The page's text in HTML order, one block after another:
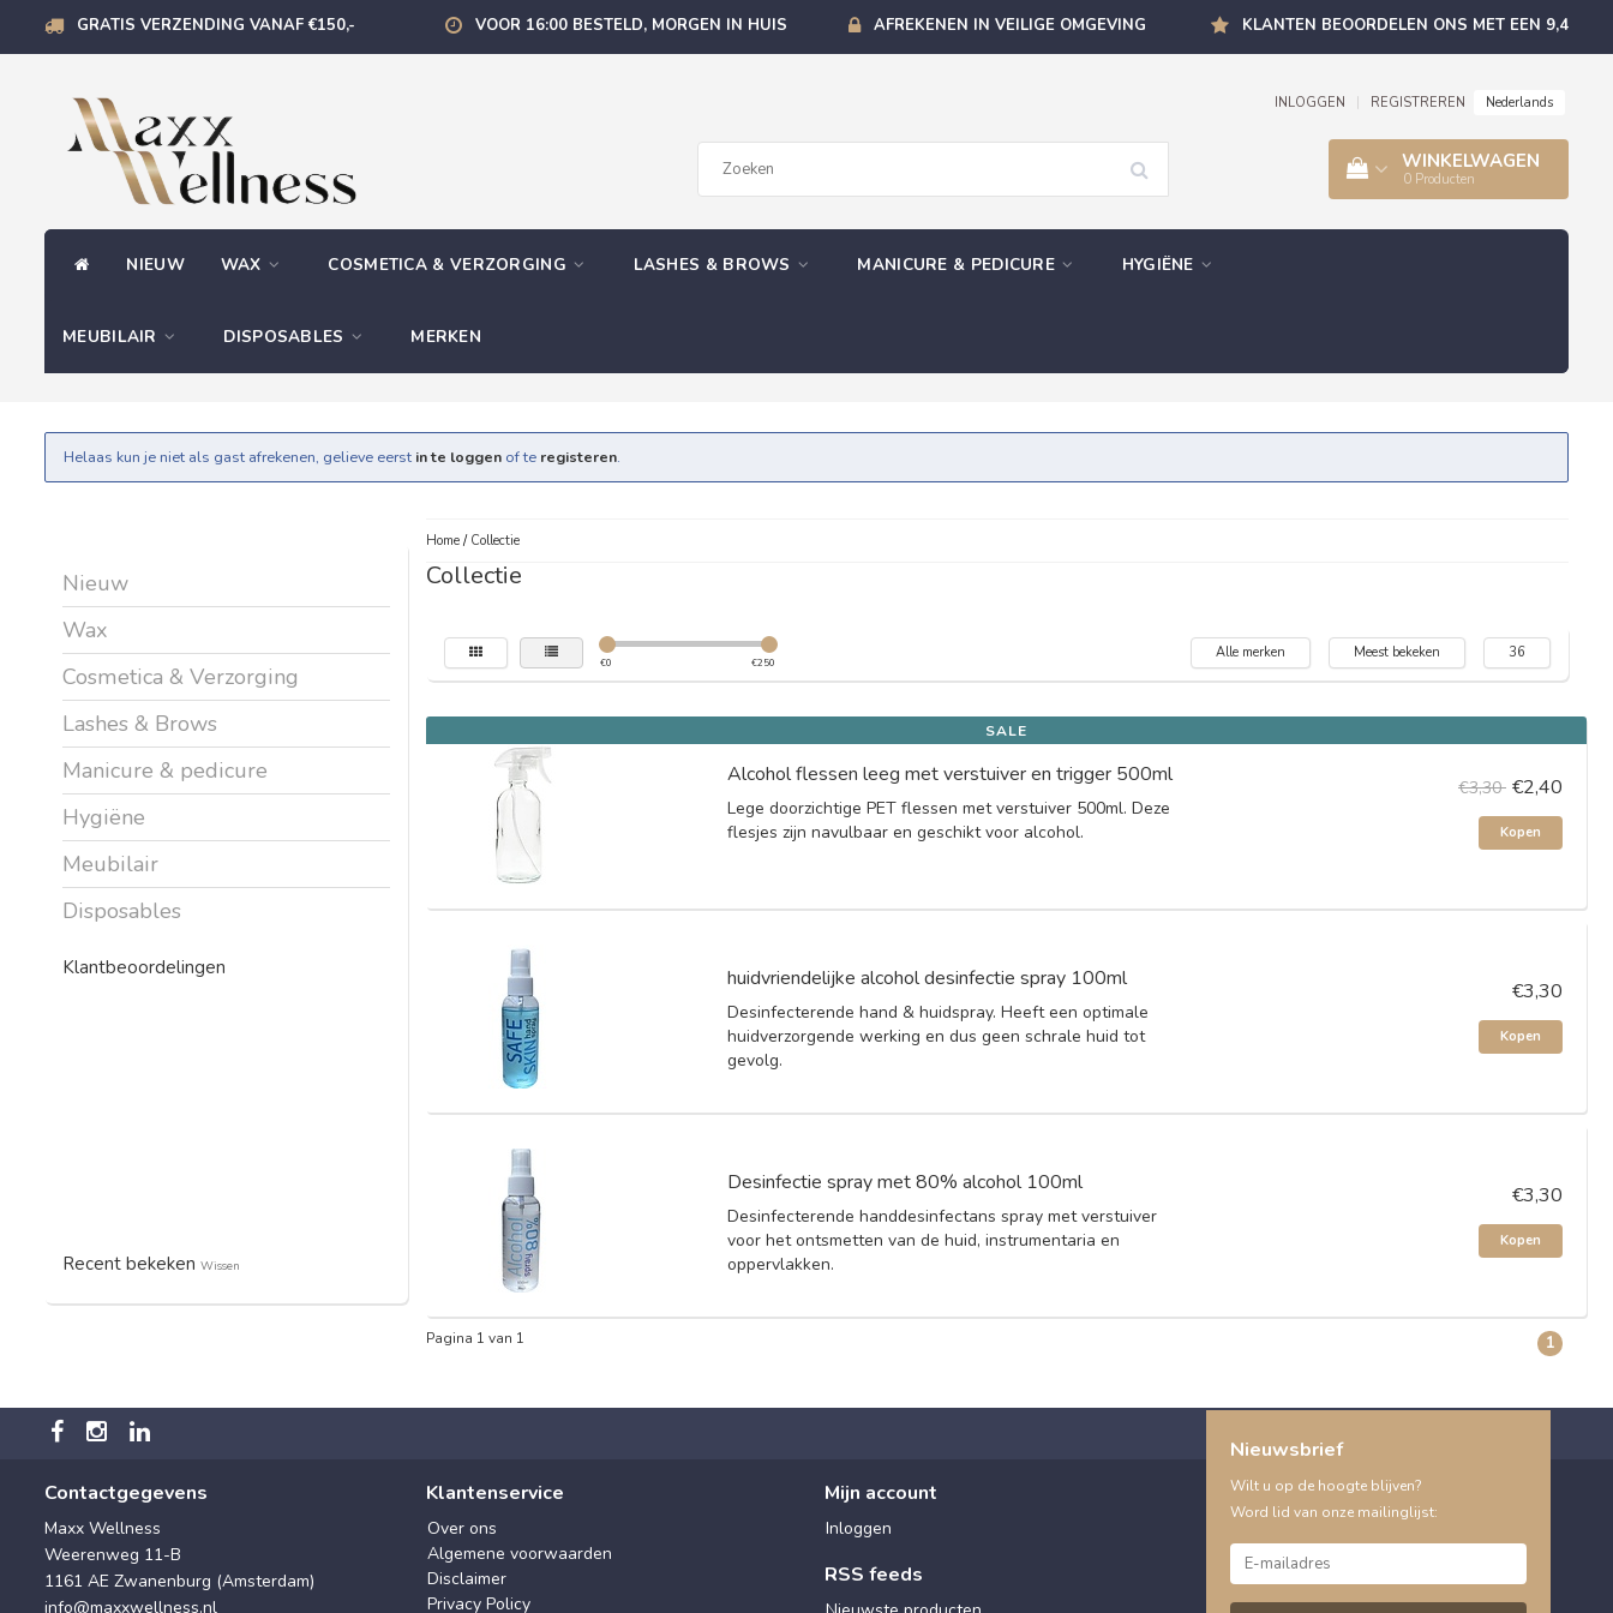
GRATIS VERZENDING VANAF €150,- VOOR 16:00 BESTELD, MORGEN IN HUIS AFREKENEN IN VEILIGE OMGEVING KLANTEN BEOORDELEN ONS MET EEN 9,4
INLOGGEN REGISTREREN Nederlands
WINKELWAGEN
0 Producten
NIEUW WAX COSMETICA & VERZORGING LASHES & BROWS MANICURE & PEDICURE HYGIËNE
MEUBILAIR DISPOSABLES MERKEN
Helaas kun je niet als gast afrekenen, gelieve eerst in te loggen of te registeren.
Nieuw
Wax
Cosmetica & Verzorging
Lashes & Brows
Manicure & pedicure
Hygiëne
Meubilair
Disposables
Klantbeoordelingen
Recent bekeken Wissen
Home/ Collectie
Collectie
€0 €250
Alle merken Meest bekeken 36
SALE
Alcohol flessen leeg met verstuiver en trigger 500ml
Lege doorzichtige PET flessen met verstuiver 500ml. Deze
flesjes zijn navulbaar en geschikt voor alcohol.
€3,30 €2,40
Kopen
huidvriendelijke alcohol desinfectie spray 100ml
Desinfecterende hand & huidspray. Heeft een optimale
huidverzorgende werking en dus geen schrale huid tot
gevolg.
€3,30
Kopen
Desinfectie spray met 80% alcohol 100ml
Desinfecterende handdesinfectans spray met verstuiver
voor het ontsmetten van de huid, instrumentaria en
oppervlakken.
€3,30
Kopen
Pagina 1 van 1 1
Contactgegevens
Maxx Wellness
Weerenweg 11-B
1161 AE Zwanenburg (Amsterdam)
info@maxxwellness.nl
Klantenservice
Over ons
Algemene voorwaarden
Disclaimer
Privacy Policy
Mijn account
Inloggen
RSS feeds
Nieuwsbrief
Wilt u op de hoogte blijven?
Word lid van onze mailinglijst: